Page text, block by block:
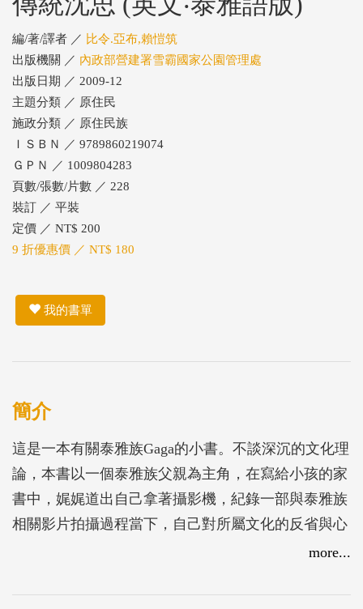
編/著/譯者 ／ 比令.亞布,賴愷筑
出版機關 ／ 內政部營建署雪霸國家公園管理處
出版日期 ／ 2009-12
主題分類 ／ 原住民
施政分類 ／ 原住民族
ＩＳＢＮ ／ 9789860219074
ＧＰＮ ／ 1009804283
頁數/張數/片數 ／ 228
裝訂 ／ 平裝
定價 ／ NT$ 200
9 折優惠價 ／ NT$ 180
我的書單
簡介
這是一本有關泰雅族Gaga的小書。不談深沉的文化理
論，本書以一個泰雅族父親為主角，在寫給小孩的家
書中，娓娓道出自己拿著攝影機，紀錄一部與泰雅族
相關影片拍攝過程當下，自己對所屬文化的反省與心
情。 寫給小孩的信，不得不淺白！在信中，從日常
導兒女泰雅人應有的生活態度，也讓非泰雅人看見文
more...